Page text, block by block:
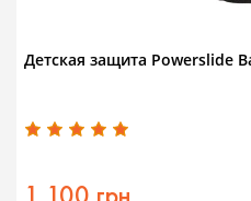
Детская защита Powerslide